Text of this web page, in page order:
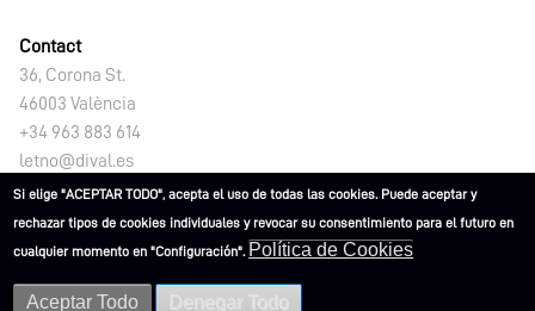
Contact
36, Corona St.
46003 València
+34 963 883 614
letno@dival.es
L'ETNO. Museu Valencià d'Etnologia 2021
Si elige "ACEPTAR TODO", acepta el uso de todas las cookies. Puede aceptar y
rechazar tipos de cookies individuales y revocar su consentimiento para el futuro en
cualquier momento en "Configuración". Política de Cookies
Aceptar Todo Denegar Todo